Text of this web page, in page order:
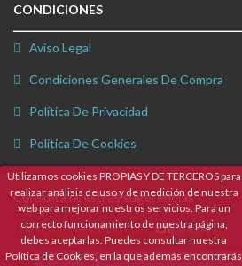
Utilizamos cookies PROPIAS Y DE TERCEROS para
realizar análisis de uso y de medición de nuestra
web para mejorar nuestros servicios. Para un
correcto funcionamiento de nuestra página,
debes aceptarlas. Puedes consultar nuestra
Política de Cookies, en la que además encontrarás
CONDICIONES
Aviso Legal
Condiciones Generales De Compra
Política De Privacidad
Política De Cookies
Consulta nuestras sugerencias
Diseño web Barcelona: